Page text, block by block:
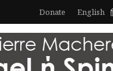
Donate English